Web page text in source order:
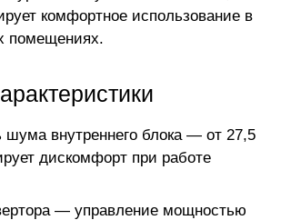
комфортное использование в
помещениях.
шума внутреннего блока — от 27,5
дискомфорт при работе
— управление мощностью